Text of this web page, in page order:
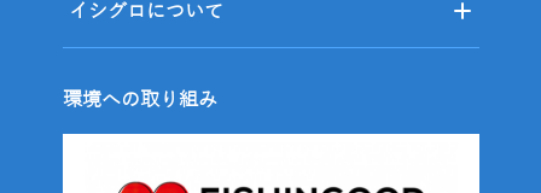
イシグロについて
環境への取り組み